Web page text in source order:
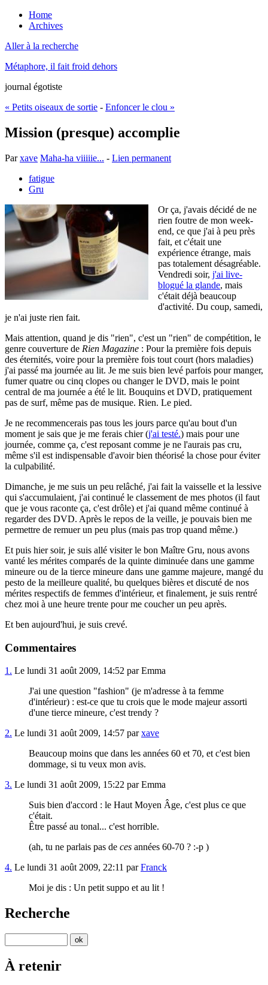
Home
Archives
Aller à la recherche
Métaphore, il fait froid dehors
journal égotiste
« Petits oiseaux de sortie - Enfoncer le clou »
Mission (presque) accomplie
Parxave Maha-ha viiiiie... - Lien permanent
fatigue
Gru
Or ça, j'avais décidé de ne
rien foutre de mon week-
end, ce que j'ai à peu près
fait, et c'était une
expérience étrange, mais
pas totalement désagréable.
Vendredi soir, j'ai live-
blogué la glande, mais
c'était déjà beaucoup
d'activité. Du coup, samedi,
je n'ai juste rien fait.
Mais attention, quand je dis "rien", c'est un "rien" de compétition, le
genre couverture de Rien Magazine : Pour la première fois depuis
des éternités, voire pour la première fois tout court (hors maladies)
j'ai passé ma journée au lit. Je me suis bien levé parfois pour manger,
fumer quatre ou cinq clopes ou changer le DVD, mais le point
central de ma journée a été le lit. Bouquins et DVD, pratiquement
pas de surf, même pas de musique. Rien. Le pied.
Je ne recommencerais pas tous les jours parce qu'au bout d'un
moment je sais que je me ferais chier (j'ai testé.) mais pour une
journée, comme ça, c'est reposant comme je ne l'aurais pas cru,
même s'il est indispensable d'avoir bien théorisé la chose pour éviter
la culpabilité.
Dimanche, je me suis un peu relâché, j'ai fait la vaisselle et la lessive
qui s'accumulaient, j'ai continué le classement de mes photos (il faut
que je vous raconte ça, c'est drôle) et j'ai quand même continué à
regarder des DVD. Après le repos de la veille, je pouvais bien me
permettre de remuer un peu plus (mais pas trop quand même.)
Et puis hier soir, je suis allé visiter le bon Maître Gru, nous avons
vanté les mérites comparés de la quinte diminuée dans une gamme
mineure ou de la tierce mineure dans une gamme majeure, mangé du
pesto de la meilleure qualité, bu quelques bières et discuté de nos
mérites respectifs de femmes d'intérieur, et finalement, je suis rentré
chez moi à une heure trente pour me coucher un peu après.
Et ben aujourd'hui, je suis crevé.
Commentaires
1. Le lundi 31 août 2009, 14:52 par Emma
J'ai une question "fashion" (je m'adresse à ta femme
d'intérieur) : est-ce que tu crois que le mode majeur assorti
d'une tierce mineure, c'est trendy ?
2. Le lundi 31 août 2009, 14:57 parxave
Beaucoup moins que dans les années 60 et 70, et c'est bien
dommage, si tu veux mon avis.
3. Le lundi 31 août 2009, 15:22 par Emma
Suis bien d'accord : le Haut Moyen Âge, c'est plus ce que
c'était.
Être passé au tonal... c'est horrible.
(ah, tu ne parlais pas de ces années 60-70 ? :-p )
4. Le lundi 31 août 2009, 22:11 parFranck
Moi je dis : Un petit suppo et au lit !
Recherche
À retenir